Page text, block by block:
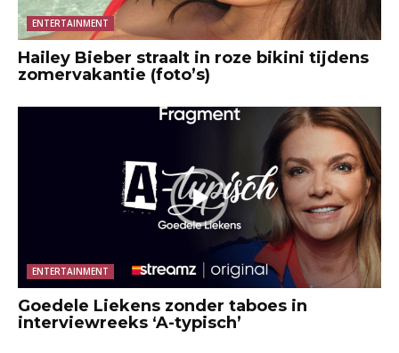
ENTERTAINMENT
Hailey Bieber straalt in roze bikini tijdens
zomervakantie (foto’s)
ENTERTAINMENT
Goedele Liekens zonder taboes in
interviewreeks ‘A-typisch’